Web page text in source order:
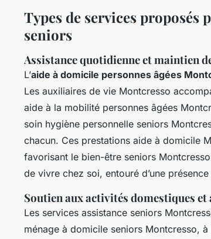
Types de services
seniors
Assistance quotidienne et maintien
L’aide à domicile personnes âgées
Les auxiliaires de vie Montcresso
aide à la mobilité personnes âgées
soin hygiène personnelle seniors
chacun. Ces prestations aide à domicile
favorisant le bien-être seniors
de vivre chez soi, entouré d’une
Soutien aux activités domestiques
Les services assistance seniors
ménage à domicile seniors Montcresso,